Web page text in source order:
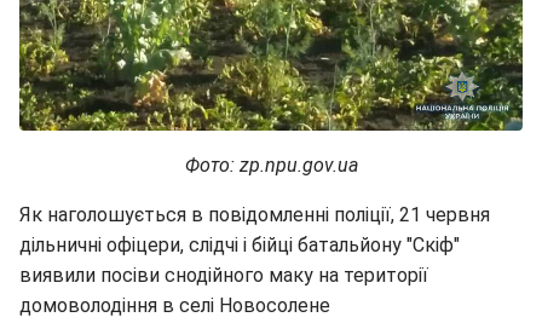
Фото: zp.npu.gov.ua
Як наголошується в повідомленні поліції, 21 червня
дільничні офіцери, слідчі і бійці батальйону "Скіф"
виявили посіви снодійного маку на території
домоволодіння в селі Новосолене